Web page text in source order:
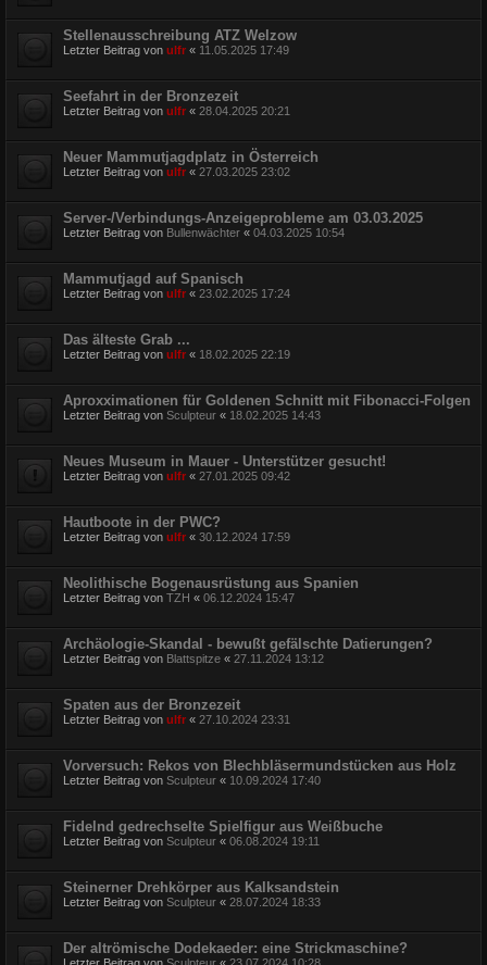
Stellenausschreibung ATZ Welzow
Letzter Beitrag von ulfr « 11.05.2025 17:49
Seefahrt in der Bronzezeit
Letzter Beitrag von ulfr « 28.04.2025 20:21
Neuer Mammutjagdplatz in Österreich
Letzter Beitrag von ulfr « 27.03.2025 23:02
Server-/Verbindungs-Anzeigeprobleme am 03.03.2025
Letzter Beitrag von Bullenwächter « 04.03.2025 10:54
Mammutjagd auf Spanisch
Letzter Beitrag von ulfr « 23.02.2025 17:24
Das älteste Grab ...
Letzter Beitrag von ulfr « 18.02.2025 22:19
Aproxximationen für Goldenen Schnitt mit Fibonacci-Folgen
Letzter Beitrag von Sculpteur « 18.02.2025 14:43
Neues Museum in Mauer - Unterstützer gesucht!
Letzter Beitrag von ulfr « 27.01.2025 09:42
Hautboote in der PWC?
Letzter Beitrag von ulfr « 30.12.2024 17:59
Neolithische Bogenausrüstung aus Spanien
Letzter Beitrag von TZH « 06.12.2024 15:47
Archäologie-Skandal - bewußt gefälschte Datierungen?
Letzter Beitrag von Blattspitze « 27.11.2024 13:12
Spaten aus der Bronzezeit
Letzter Beitrag von ulfr « 27.10.2024 23:31
Vorversuch: Rekos von Blechbläsermundstücken aus Holz
Letzter Beitrag von Sculpteur « 10.09.2024 17:40
Fidelnd gedrechselte Spielfigur aus Weißbuche
Letzter Beitrag von Sculpteur « 06.08.2024 19:11
Steinerner Drehkörper aus Kalksandstein
Letzter Beitrag von Sculpteur « 28.07.2024 18:33
Der altrömische Dodekaeder: eine Strickmaschine?